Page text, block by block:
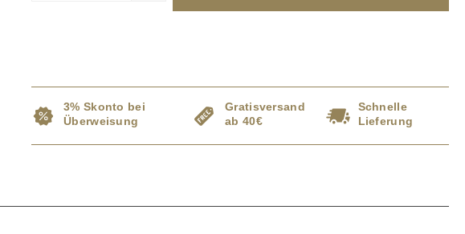
3% Skonto bei
Überweisung
Gratisversand
ab 40€
Schnelle
Lieferung